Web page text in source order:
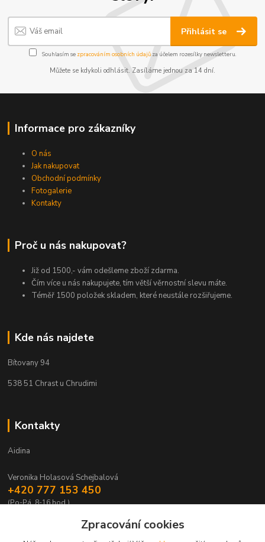
Přihlásit se
Souhlasím se zpracováním osobních údajůza účelem rozesílky newsletteru.
Můžete se kdykoli odhlásit. Zasíláme jednou za 14 dní.
Informace pro zákazníky
O nás
Jak nakupovat
Obchodní podmínky
Fotogalerie
Kontakty
Proč u nás nakupovat?
Již od 1500,- vám odešleme zboží zdarma.
Čím více u nás nakupujete, tím větší věrnostní slevu máte.
Téměř 1500 položek skladem, které neustále rozšiřujeme.
Kde nás najdete
Bítovany 94
538 51 Chrast u Chrudimi
Kontakty
Aidina
Veronika Holasová Schejbalová
+420 777 153 450
(Po-Pá, 8-16 hod.)
eshop@aidina.czZpracování cookies